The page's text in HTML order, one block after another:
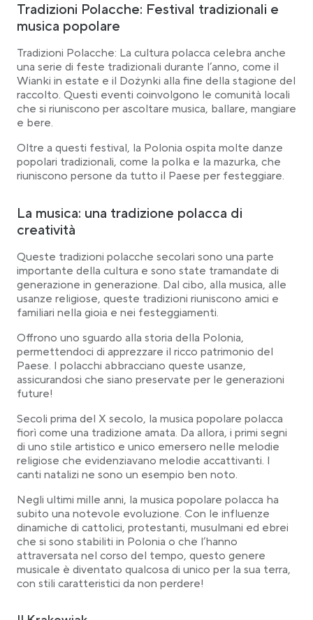
Tradizioni Polacche: Festival tradizionali e
musica popolare
Tradizioni Polacche: La cultura polacca celebra anche
una serie di feste tradizionali durante l’anno, come il
Wianki in estate e il Dożynki alla fine della stagione del
raccolto. Questi eventi coinvolgono le comunità locali
che si riuniscono per ascoltare musica, ballare, mangiare
e bere.
Oltre a questi festival, la Polonia ospita molte danze
popolari tradizionali, come la polka e la mazurka, che
riuniscono persone da tutto il Paese per festeggiare.
La musica: una tradizione polacca di
creatività
Queste tradizioni polacche secolari sono una parte
importante della cultura e sono state tramandate di
generazione in generazione. Dal cibo, alla musica, alle
usanze religiose, queste tradizioni riuniscono amici e
familiari nella gioia e nei festeggiamenti.
Offrono uno sguardo alla storia della Polonia,
permettendoci di apprezzare il ricco patrimonio del
Paese. I polacchi abbracciano queste usanze,
assicurandosi che siano preservate per le generazioni
future!
Secoli prima del X secolo, la musica popolare polacca
fiorì come una tradizione amata. Da allora, i primi segni
di uno stile artistico e unico emersero nelle melodie
religiose che evidenziavano melodie accattivanti. I
canti natalizi ne sono un esempio ben noto.
Negli ultimi mille anni, la musica popolare polacca ha
subito una notevole evoluzione. Con le influenze
dinamiche di cattolici, protestanti, musulmani ed ebrei
che si sono stabiliti in Polonia o che l’hanno
attraversata nel corso del tempo, questo genere
musicale è diventato qualcosa di unico per la sua terra,
con stili caratteristici da non perdere!